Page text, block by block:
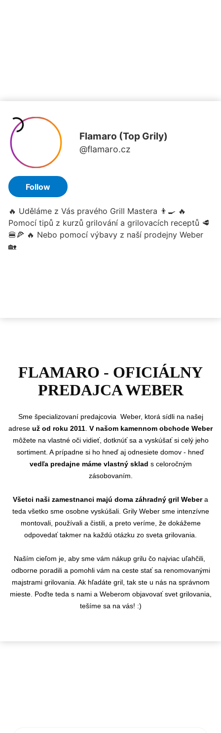
FLAMARO - OFICIÁLNY
PREDAJCA WEBER
Sme špecializovaní predajcovia Weber, ktorá sídli na našej
adrese už od roku 2011 V našom kamennom obchode Weber
môžete na vlastné oči vidieť, dotknúť sa a vyskúšať si celý jeho
sortiment. A prípadne si ho hneď aj odnesiete domov - hneď
vedľa predajne máme vlastný sklad s celoročným
zásobovaním.
Všetci naši zamestnanci majú doma záhradný gril Webera
teda všetko sme osobne vyskúšali. Grily Weber sme intenzívne
montovali, používali a čistili, a preto veríme, že dokážeme
odpovedať takmer na každú otázku zo sveta grilovania.
Naším cieľom je, aby sme vám nákup grilu čo najviac uľahčili,
odborne poradili a pomohli vám na ceste stať sa renomovanými
majstrami grilovania. Ak hľadáte gril, tak ste u nás na správnom
mieste. Poďte teda s nami a Weberom objavovať svet grilovania,
tešíme sa na vás! :)